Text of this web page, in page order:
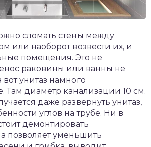
сломать стены между
или наоборот возвести их, и
помещения. Это не
раковины или ванны не
вот унитаз намного
Там диаметр канализации 10 см.
даже развернуть унитаз,
углов на трубе. Ни в
демонтировать
позволяет уменьшить